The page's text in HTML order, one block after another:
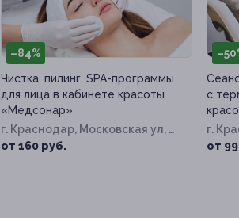
–84%
Чистка, пилинг, SPA-программы
для лица в кабинете красоты
«Медсонар»
г. Краснодар, Московская ул, д.
90
от 160 руб.
с
г.
ул, д.
от